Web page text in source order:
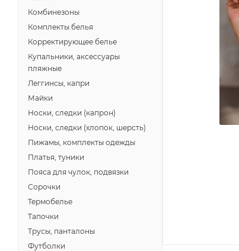
Комбинезоны
Комплекты белья
Корректирующее белье
Купальники, аксессуары
пляжные
Леггинсы, капри
Майки
Носки, следки (капрон)
Носки, следки (хлопок, шерсть)
Пижамы, комплекты одежды
Платья, туники
Пояса для чулок, подвязки
Сорочки
Термобелье
Тапочки
Трусы, панталоны
Футболки